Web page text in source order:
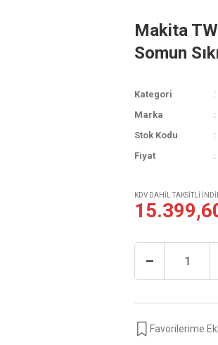
Makita
Somun
Kategori
Marka
Stok Kodu
Fiyat
KDV DAHİL TAKSİTLİ